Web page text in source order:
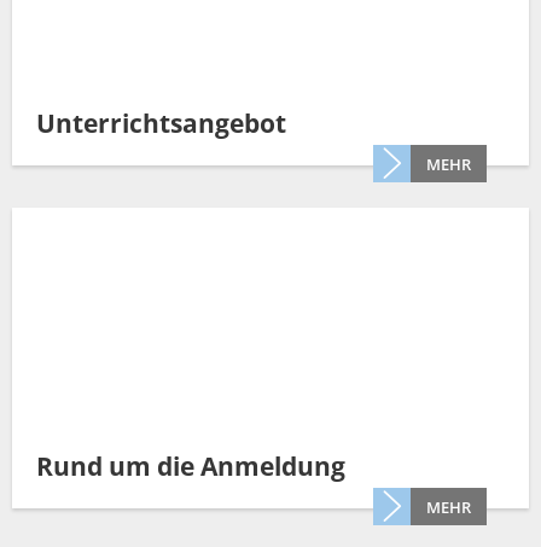
Unterrichtsangebot
MEHR
Rund um die Anmeldung
MEHR